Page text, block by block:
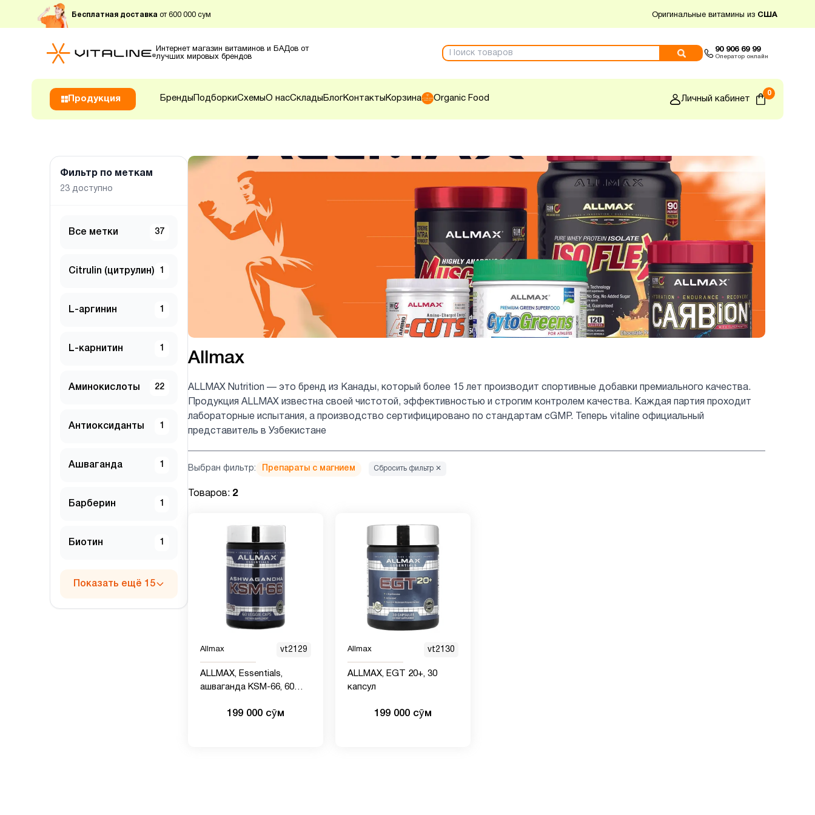
Бесплатная доставка от 600 000 сум Оригинальные витамины из США
Интернет магазин витаминов и БАДов от
лучших мировых брендов
90 906 69 99
Оператор онлайн
Продукция Бренды ПодборкиСхемыО насСклады БлогКонтакты Корзина Organic Food Личный кабинет
0
Фильтр по меткам
23 доступно
Все метки 37
Citrulin (цитрулин) 1
L-аргинин 1
L-карнитин 1
Аминокислоты 22
Антиоксиданты 1
Ашваганда 1
Барберин 1
Биотин 1
Показать ещё 15
Allmax
ALLMAX Nutrition — это бренд из Канады, который более 15 лет производит спортивные добавки премиального качества.
Продукция ALLMAX известна своей чистотой, эффективностью и строгим контролем качества. Каждая партия проходит
лабораторные испытания, а производство сертифицировано по стандартам cGMP. Теперь vitaline официальный
представитель в Узбекистане
Выбран фильтр: Препараты с магнием Сбросить фильтр ✕
Товаров: 2
Allmax vt2129
ALLMAX, Essentials,
ашваганда KSM-66, 60
(300 мг на капсулу)
199 000 сӯм
Allmax vt2130
ALLMAX, EGT 20+, 30
капсул
199 000 сӯм